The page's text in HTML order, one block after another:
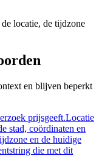
locatie, de tijdzone
en blijven beperkt
prijsgeeft.Locatie
stad, coördinaten en
en de huidige
die met dit